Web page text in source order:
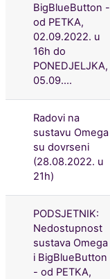
BigBlueButton -
od PETKA,
02.09.2022. u
16h do
PONEDJELJKA,
05.09....
Radovi na
sustavu Omega
su dovrseni
(28.08.2022. u
21h)
PODSJETNIK:
Nedostupnost
sustava Omega
i BigBlueButton
- od PETKA,